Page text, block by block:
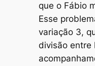
que o Fábio
Esse
variação 3,
divisão entre